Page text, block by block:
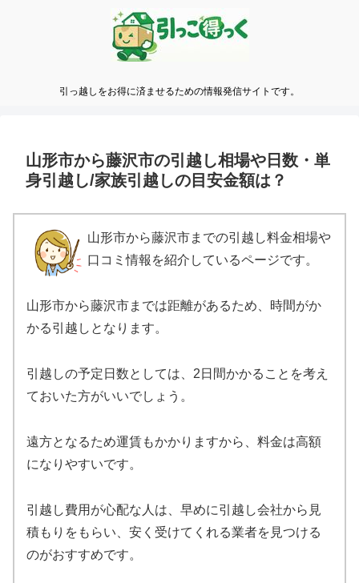
引っ越しをお得に済ませるための情報発信サイトです。
山形市から藤沢市の引越し相場や日数・単
身引越し/家族引越しの目安金額は？
山形市から藤沢市までの引越し料金相場や
口コミ情報を紹介しているページです。
山形市から藤沢市までは距離があるため、時間がか
かる引越しとなります。
引越しの予定日数としては、2日間かかることを考え
ておいた方がいいでしょう。
遠方となるため運賃もかかりますから、料金は高額
になりやすいです。
引越し費用が心配な人は、早めに引越し会社から見
積もりをもらい、安く受けてくれる業者を見つける
のがおすすめです。